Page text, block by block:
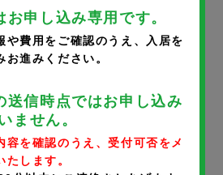
申し込み専用です。
や費用をご確認のうえ、入居を
お進みください。
送信時点ではお申し込み
ません。
容を確認のうえ、受付可否をメ
たします。